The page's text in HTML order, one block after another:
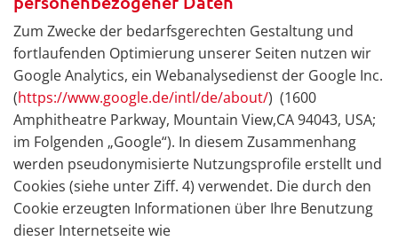
Zum Zwecke der bedarfsgerechten Gestaltung und
fortlaufenden Optimierung unserer Seiten nutzen wir
Google Analytics, ein Webanalysedienst der Google Inc.
(https://www.google.de/intl/de/about/) (1600
Amphitheatre Parkway, Mountain View,CA 94043, USA;
im Folgenden „Google“). In diesem Zusammenhang
werden pseudonymisierte Nutzungsprofile erstellt und
Cookies (siehe unter Ziff. 4) verwendet. Die durch den
Cookie erzeugten Informationen über Ihre Benutzung
dieser Internetseite wie